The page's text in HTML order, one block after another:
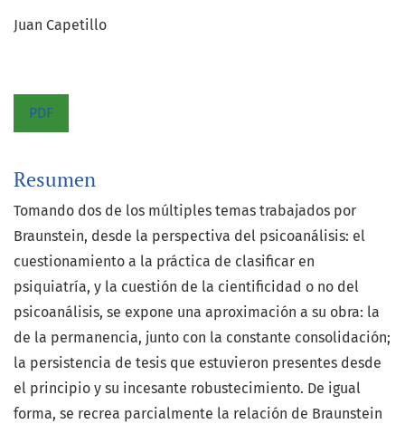
Juan Capetillo
PDF
Resumen
Tomando dos de los múltiples temas trabajados por
Braunstein, desde la perspectiva del psicoanálisis: el
cuestionamiento a la práctica de clasificar en
psiquiatría, y la cuestión de la cientificidad o no del
psicoanálisis, se expone una aproximación a su obra: la
de la permanencia, junto con la constante consolidación;
la persistencia de tesis que estuvieron presentes desde
el principio y su incesante robustecimiento. De igual
forma, se recrea parcialmente la relación de Braunstein